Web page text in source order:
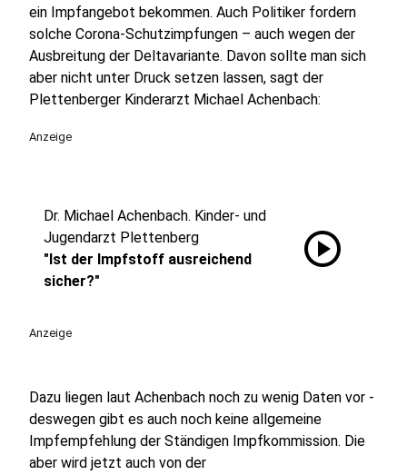
ein Impfangebot bekommen. Auch Politiker fordern
solche Corona-Schutzimpfungen – auch wegen der
Ausbreitung der Deltavariante. Davon sollte man sich
aber nicht unter Druck setzen lassen, sagt der
Plettenberger Kinderarzt Michael Achenbach:
Anzeige
Dr. Michael Achenbach. Kinder- und
Jugendarzt Plettenberg
"Ist der Impfstoff ausreichend
sicher?"
play_circle
Anzeige
Dazu liegen laut Achenbach noch zu wenig Daten vor -
deswegen gibt es auch noch keine allgemeine
Impfempfehlung der Ständigen Impfkommission. Die
aber wird jetzt auch von der